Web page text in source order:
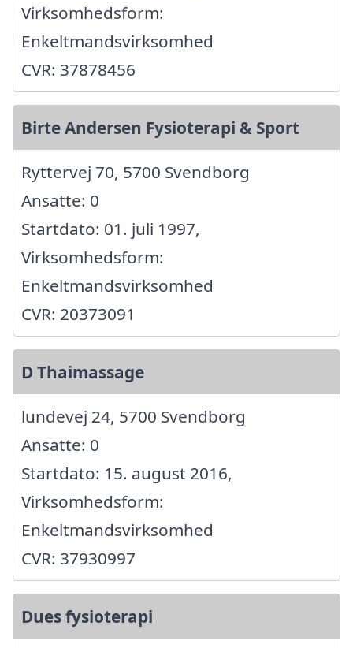
Virksomhedsform:
Enkeltmandsvirksomhed
CVR: 37878456
Birte Andersen Fysioterapi & Sport
Ryttervej 70, 5700 Svendborg
Ansatte: 0
Startdato: 01. juli 1997,
Virksomhedsform:
Enkeltmandsvirksomhed
CVR: 20373091
D Thaimassage
lundevej 24, 5700 Svendborg
Ansatte: 0
Startdato: 15. august 2016,
Virksomhedsform:
Enkeltmandsvirksomhed
CVR: 37930997
Dues fysioterapi